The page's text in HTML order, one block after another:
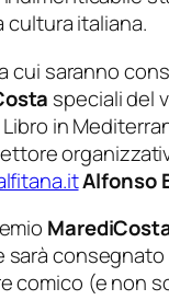
cultura italiana.
cui saranno
speciali del
in
Alfonso
sarà consegnato
comico (e non